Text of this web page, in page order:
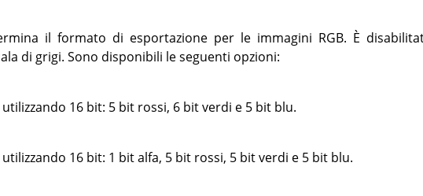
il formato di esportazione per le immagini RGB. È
di grigi. Sono disponibili le seguenti opzioni:
16 bit: 5 bit rossi, 6 bit verdi e 5 bit blu.
16 bit: 1 bit alfa, 5 bit rossi, 5 bit verdi e 5 bit blu.